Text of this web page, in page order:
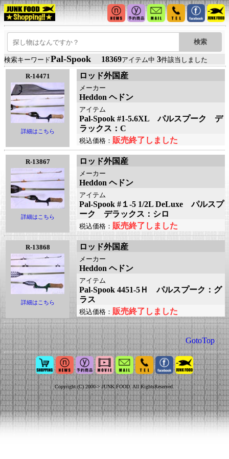
検索キーワードPal-Spook 18369アイテム中 3件該当しました
R-14471
詳細はこちら
ロッド外国産
メーカー
Heddon ヘドン
アイテム
Pal-Spook #1-5.6XL パルスプーク デ
ラックス：C
税込価格： 販売終了しました
R-13867
詳細はこちら
ロッド外国産
メーカー
Heddon ヘドン
アイテム
Pal-Spook #１-5 1/2L DeLuxe パルスプ
ーク デラックス：シロ
税込価格： 販売終了しました
R-13868
詳細はこちら
ロッド外国産
メーカー
Heddon ヘドン
アイテム
Pal-Spook 4451-5Ｈ パルスプーク：グ
ラス
税込価格： 販売終了しました
GotoTop
Copyright (C) 2000-> JUNK FOOD. All RightsReserved.